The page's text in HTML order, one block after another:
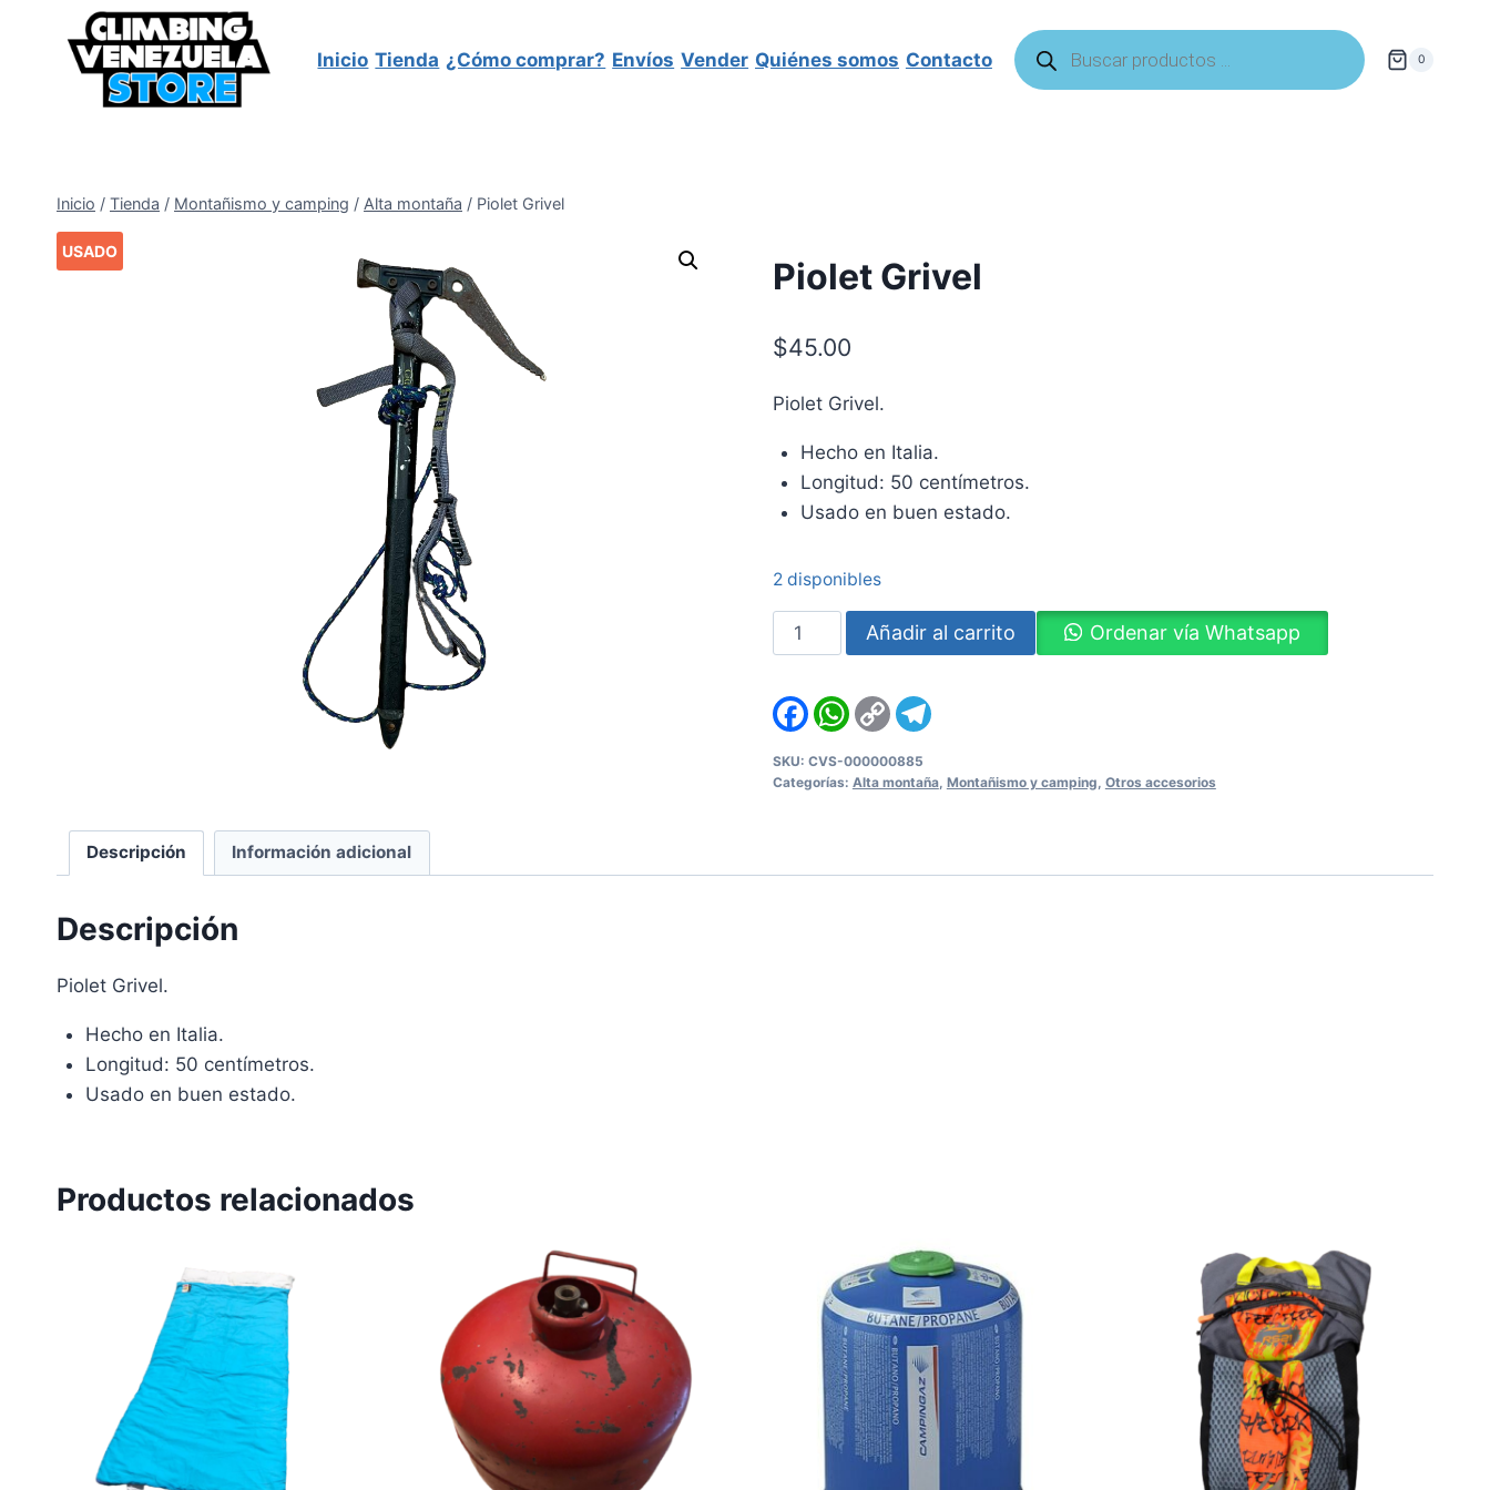
contenido
Inicio Tienda ¿Cómo comprar? Envíos Vender Quiénes somos Contacto
Búsqueda
de
productos
0
Inicio / Tienda / Montañismo y camping / Alta montaña / Piolet Grivel
USADO
Piolet Grivel
$45.00
Piolet Grivel.
Hecho en Italia.
Longitud: 50 centímetros.
Usado en buen estado.
2 disponibles
Piolet
Grivel
Añadir al carrito Ordenar vía Whatsapp
FacebookWhatsApp
Copy
Link
Telegram
SKU: CVS-000000885
Categorías: Alta montaña, Montañismo y camping Otros accesorios
Descripción Información adicional
Descripción
Piolet Grivel.
Hecho en Italia.
Longitud: 50 centímetros.
Usado en buen estado.
Productos relacionados